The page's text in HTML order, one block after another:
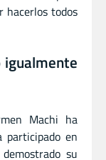
hacerlos todos
Machi ha
en
su